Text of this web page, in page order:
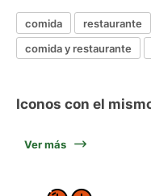
comida restaurante
comida y restaurante
Iconos con el
Ver más